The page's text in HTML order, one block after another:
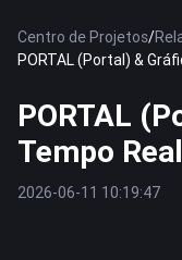
Centro de Projetos/
PORTAL (Portal) &
PORTAL
Tempo Real
2026-06-11 10:19:47